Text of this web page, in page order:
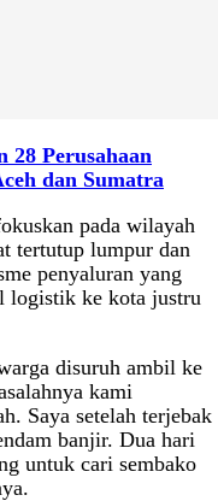
28 Perusahaan
dan Sumatra
pada wilayah
tertutup lumpur dan
penyaluran yang
logistik ke kota justru
disuruh ambil ke
kami
Saya setelah terjebak
banjir. Dua hari
untuk cari sembako